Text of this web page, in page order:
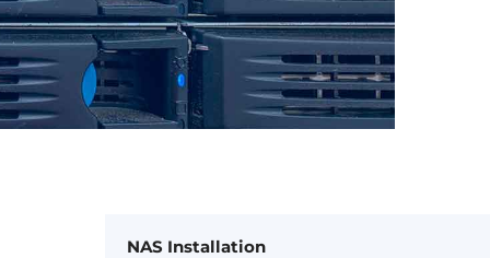
NAS Installation